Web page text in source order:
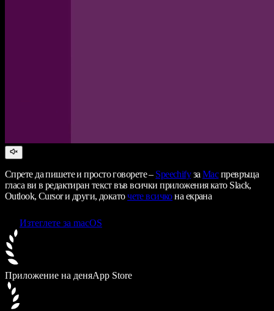
Спрете да пишете и просто говорете – SpeechifyзаMacпревръща
гласа ви в редактиран текст във всички приложения като Slack,
Outlook, Cursor и други, докаточете всичкона екрана
Изтеглете за macOS
Приложение на деняApp Store